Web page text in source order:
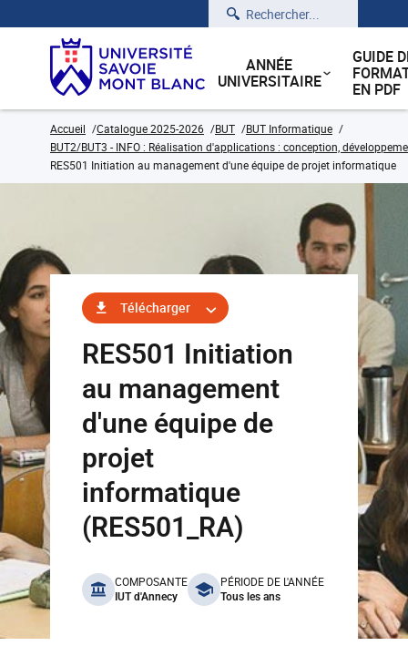
Rechercher
ANNÉE
UNIVERSITAIRE
GUIDE
EN PDF
Accueil Catalogue 2025-2026 BUT
BUT Informatique
BUT2/BUT3 - INFO : Réalisation d'applications : conception,
RES501 Initiation au management d'une équipe de projet informatique
Télécharger
RES501 Initiation
au management
d'une équipe de
projet
informatique
(RES501_RA)
benefits
COMPOSANTE
IUT d'Annecy
PÉRIODE DE L'ANNÉE
Tous les ans